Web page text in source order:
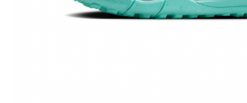
Bluze fotbal copii